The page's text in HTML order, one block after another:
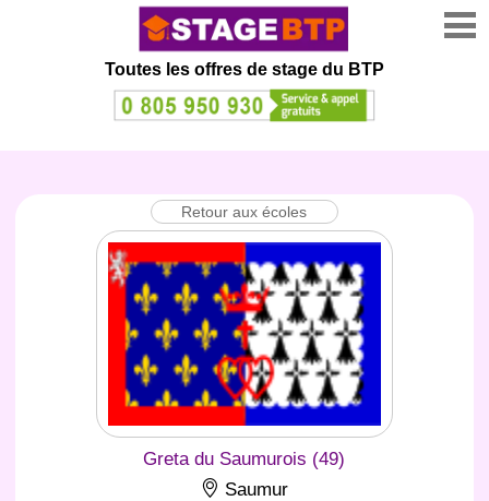
Toutes les offres de stage du BTP
Retour aux écoles
Greta du Saumurois (49)
Saumur